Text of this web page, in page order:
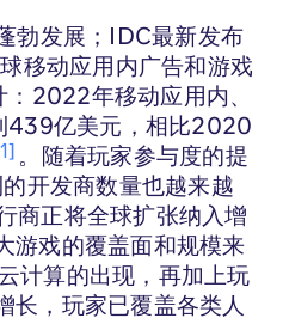
勃发展；IDC最新发布
移动应用内广告和游戏
2022年移动应用内、
439亿美元，相比2020
1 。随着玩家参与度的提
开发商数量也越来越
商正将全球扩张纳入增
游戏的覆盖面和规模来
计算的出现，再加上玩
长，玩家已覆盖各类人